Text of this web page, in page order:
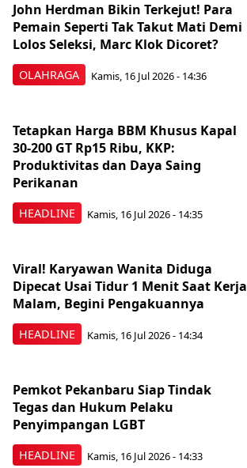
OLAHRAGA
John Herdman Bikin Terkejut! Para
Pemain Seperti Tak Takut Mati Demi
Lolos Seleksi, Marc Klok Dicoret?
Kamis, 16 Jul 2026 - 14:36
HEADLINE
Tetapkan Harga BBM Khusus Kapal
30-200 GT Rp15 Ribu, KKP:
Produktivitas dan Daya Saing
Perikanan
Kamis, 16 Jul 2026 - 14:35
HEADLINE
Viral! Karyawan Wanita Diduga
Dipecat Usai Tidur 1 Menit Saat Kerja
Malam, Begini Pengakuannya
Kamis, 16 Jul 2026 - 14:34
HEADLINE
Pemkot Pekanbaru Siap Tindak
Tegas dan Hukum Pelaku
Penyimpangan LGBT
Kamis, 16 Jul 2026 - 14:33